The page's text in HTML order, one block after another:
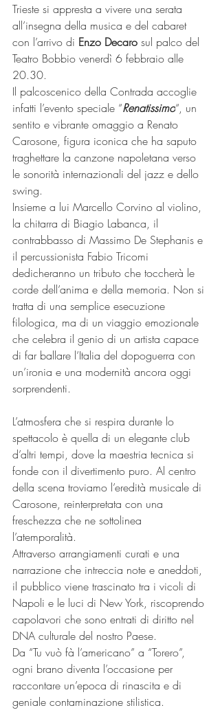
Trieste si appresta a vivere una serata
all’insegna della musica e del cabaret
con l’arrivo di Enzo Decaro sul palco del
Teatro Bobbio venerdì 6 febbraio alle
20.30.
Il palcoscenico della Contrada accoglie
infatti l’evento speciale “Renatissimo“, un
sentito e vibrante omaggio a Renato
Carosone, figura iconica che ha saputo
traghettare la canzone napoletana verso
le sonorità internazionali del jazz e dello
swing.
Insieme a lui Marcello Corvino al violino,
la chitarra di Biagio Labanca, il
contrabbasso di Massimo De Stephanis e
il percussionista Fabio Tricomi
dedicheranno un tributo che toccherà le
corde dell’anima e della memoria. Non si
tratta di una semplice esecuzione
filologica, ma di un viaggio emozionale
che celebra il genio di un artista capace
di far ballare l’Italia del dopoguerra con
un’ironia e una modernità ancora oggi
sorprendenti.
L’atmosfera che si respira durante lo
spettacolo è quella di un elegante club
d’altri tempi, dove la maestria tecnica si
fonde con il divertimento puro. Al centro
della scena troviamo l’eredità musicale di
Carosone, reinterpretata con una
freschezza che ne sottolinea
l’atemporalità.
Attraverso arrangiamenti curati e una
narrazione che intreccia note e aneddoti,
il pubblico viene trascinato tra i vicoli di
Napoli e le luci di New York, riscoprendo
capolavori che sono entrati di diritto nel
DNA culturale del nostro Paese.
Da “Tu vuò fà l’americano” a “Torero”,
ogni brano diventa l’occasione per
raccontare un’epoca di rinascita e di
geniale contaminazione stilistica.